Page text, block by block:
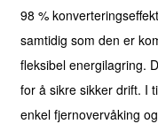
98 %
samtidig som den er
fleksibel energilagring.
for å sikre sikker drift. I
enkel fjernovervåking